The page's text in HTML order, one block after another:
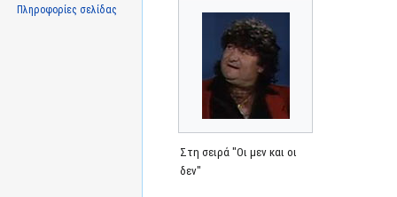
Στη σειρά "Οι μεν και οι
δεν"
Πληροφορίες σελίδας